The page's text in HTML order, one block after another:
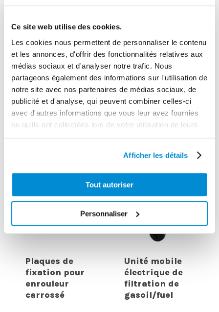
Ce site web utilise des cookies.
Les cookies nous permettent de personnaliser le contenu
et les annonces, d'offrir des fonctionnalités relatives aux
médias sociaux et d'analyser notre trafic. Nous
partageons également des informations sur l'utilisation de
notre site avec nos partenaires de médias sociaux, de
publicité et d'analyse, qui peuvent combiner celles-ci
avec d'autres informations que vous leur avez fournies
ou qu'ils ont collectées lors de votre utilisation de leurs
Afficher les détails
Tout autoriser
Personnaliser
1 an
Gencode
3284660409992
CES PRODUITS PEUVENT VOUS
INTERESSER
Plaques de
fixation pour
enrouleur
carrossé
Unité mobile
électrique de
filtration de
gasoil/fuel